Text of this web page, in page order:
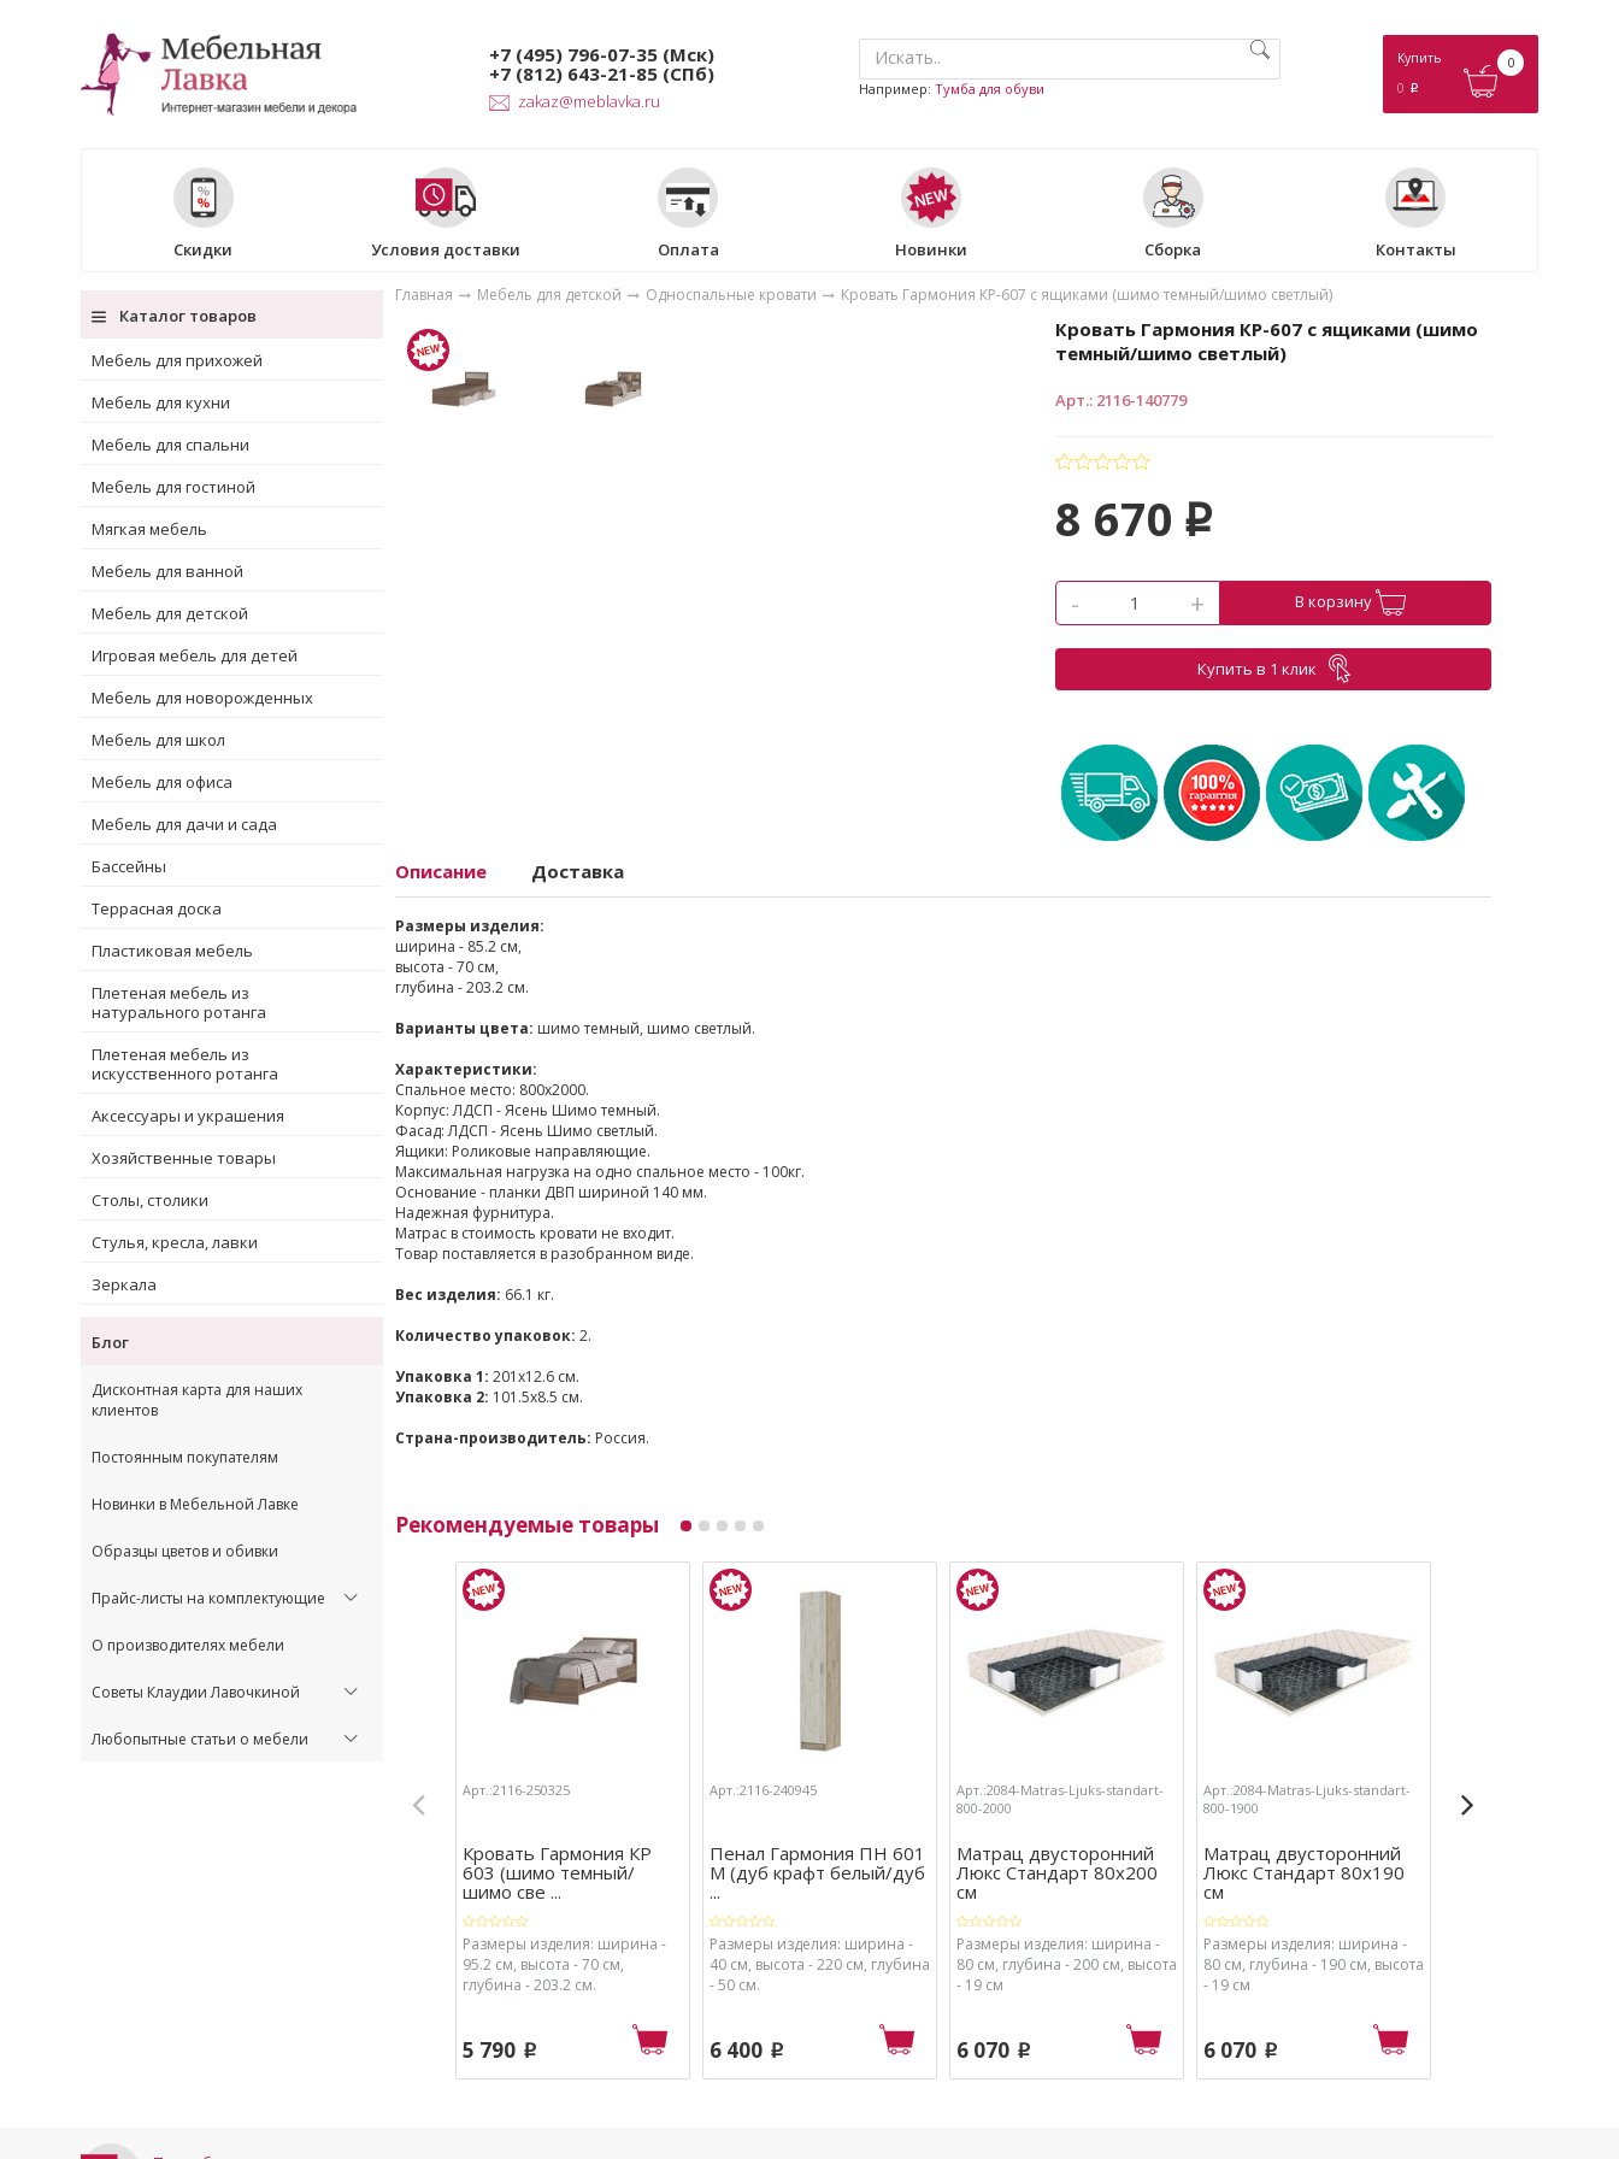
+7 (495) 796-07-35 (Мск)
+7 (812) 643-21-85 (СПб)
zakaz@meblavka.ru
Например: Тумба для обуви
Купить
0 p
0
Скидки Условия доставки Оплата Новинки Сборка Контакты
Каталог товаров
Мебель для прихожей
Мебель для кухни
Мебель для спальни
Мебель для гостиной
Мягкая мебель
Мебель для ванной
Мебель для детской
Игровая мебель для детей
Мебель для новорожденных
Мебель для школ
Мебель для офиса
Мебель для дачи и сада
Бассейны
Террасная доска
Пластиковая мебель
Плетеная мебель из
натурального ротанга
Плетеная мебель из
искусственного ротанга
Аксессуары и украшения
Хозяйственные товары
Столы, столики
Стулья, кресла, лавки
Зеркала
Блог
Дисконтная карта для наших
клиентов
Постоянным покупателям
Новинки в Мебельной Лавке
Образцы цветов и обивки
Прайс-листы на комплектующие
О производителях мебели
Советы Клаудии Лавочкиной
Любопытные статьи о мебели
Главная Мебель для детской Односпальные кровати Кровать Гармония КР-607 с ящиками (шимо темный/шимо светлый)
Кровать Гармония КР-607 с ящиками (шимо
темный/шимо светлый)
Арт.: 2116-140779
8 670 p
- + В корзину
Купить в 1 клик
Описание Доставка
Размеры изделия:
ширина - 85.2 см,
высота - 70 см,
глубина - 203.2 см.
Варианты цвета: шимо темный, шимо светлый.
Характеристики:
Спальное место: 800х2000.
Корпус: ЛДСП - Ясень Шимо темный.
Фасад: ЛДСП - Ясень Шимо светлый.
Ящики: Роликовые направляющие.
Максимальная нагрузка на одно спальное место - 100кг.
Основание - планки ДВП шириной 140 мм.
Надежная фурнитура.
Матрас в стоимость кровати не входит.
Товар поставляется в разобранном виде.
Вес изделия: 66.1 кг.
Количество упаковок: 2.
Упаковка 1: 201x12.6 см.
Упаковка 2: 101.5x8.5 см.
Страна-производитель: Россия.
Рекомендуемые товары
Арт.:2116-250325
Кровать Гармония КР
603 (шимо темный/
шимо све ...
Размеры изделия: ширина -
95.2 см, высота - 70 см,
глубина - 203.2 см.
5 790 p
Арт.:2116-240945
Пенал Гармония ПН 601
М (дуб крафт белый/дуб
...
Размеры изделия: ширина -
40 см, высота - 220 см, глубина
- 50 см.
6 400 p
Арт.:2084-Matras-Ljuks-standart-
800-2000
Матрац двусторонний
Люкс Стандарт 80х200
см
Размеры изделия: ширина -
80 см, глубина - 200 см, высота
- 19 см
6 070 p
Арт.:2084-Matras-Ljuks-standart-
800-1900
Матрац двусторонний
Люкс Стандарт 80х190
см
Размеры изделия: ширина -
80 см, глубина - 190 см, высота
- 19 см
6 070 p